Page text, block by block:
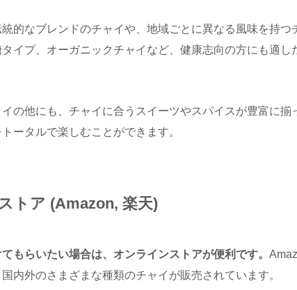
的なブレンドのチャイや、地域ごとに異なる風味を持つ
イプ、オーガニックチャイなど、健康志向の方にも適し
の他にも、チャイに合うスイーツやスパイスが豊富に揃
ータルで楽しむことができます。
トア (Amazon, 楽天)
もらいたい場合は、オンラインストアが便利です。
内外のさまざまな種類のチャイが販売されています。